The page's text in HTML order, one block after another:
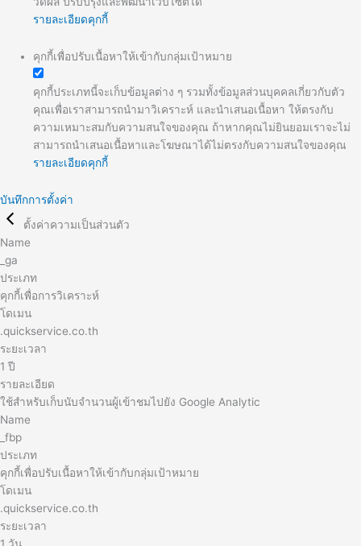
รายละเอียดคุกกี้
คุกกี้เพื่อปรับเนื้อหาให้เข้ากับกลุ่มเป้าหมาย
คุกกี้ประเภทนี้จะเก็บข้อมูลต่าง ๆ รวมทั้งข้อมูลส่วนบุคคลเกี่ยวกับตัว
คุณเพื่อเราสามารถนำมาวิเคราะห์ และนำเสนอเนื้อหา ให้ตรงกับ
ความเหมาะสมกับความสนใจของคุณ ถ้าหากคุณไม่ยินยอมเราจะไม่
สามารถนำเสนอเนื้อหาและโฆษณาได้ไม่ตรงกับความสนใจของคุณ
รายละเอียดคุกกี้
บันทึกการตั้งค่า
ตั้งค่าความเป็นส่วนตัว
Name
_ga
ประเภท
คุกกี้เพื่อการวิเคราะห์
โดเมน
.quickservice.co.th
ระยะเวลา
1 ปี
รายละเอียด
ใช้สำหรับเก็บนับจำนวนผู้เข้าชมไปยัง Google Analytic
Name
_fbp
ประเภท
คุกกี้เพื่อปรับเนื้อหาให้เข้ากับกลุ่มเป้าหมาย
โดเมน
.quickservice.co.th
ระยะเวลา